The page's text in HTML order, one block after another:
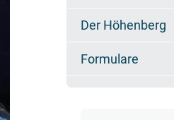
Erfolge
Der Höhenberg
Formulare